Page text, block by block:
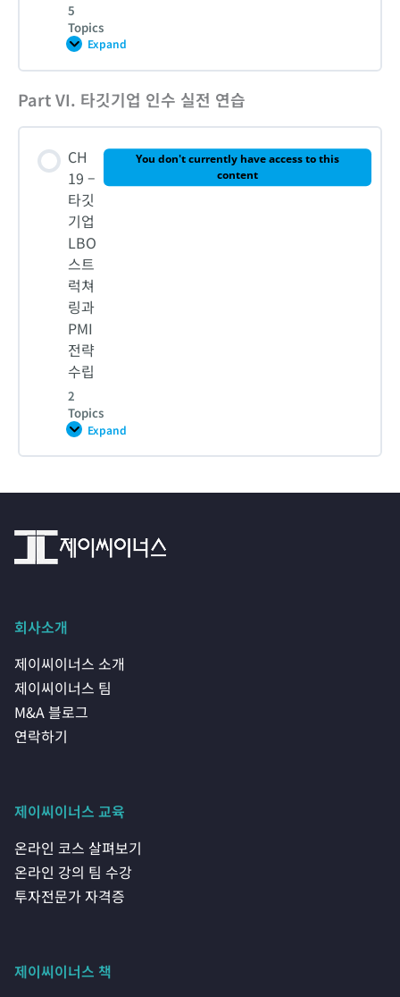
4. 기업가치제고 방법론
5. PMI 3단계: PMI 실행
6. [실습] 타깃기업 PMI Framework, 기획 및 가치제고
CH 17 – 퀴즈
5
Topics
Expand
CH
–
연
Lesson Content
0% COMPLETE 0/5 Steps
1. 아스트라제네카의 알렉시온 PMI 전략 수립
2-1. [실습] 타깃기업 LBO Pricing
2-2. [실습] 타깃기업 LBO Pricing
3-1. [실습] 사모펀드의 타깃기업 LBO 스트럭쳐링과 기업
가치제고 전략
Part VI. 타깃기업 인수 실전 연습
CH
19 –
타깃
기업
LBO
스트
럭쳐
링과
PMI
전략
수립
2
Topics
You don't currently have access to this
content
Expand
CH
–
스
트
수
Lesson Content
2. 타깃기업 PMI기획 전략 수립
회사소개
제이씨이너스 소개
제이씨이너스 팀
M&A 블로그
연락하기
제이씨이너스 교육
온라인 코스 살펴보기
온라인 강의 팀 수강
투자전문가 자격증
제이씨이너스 책